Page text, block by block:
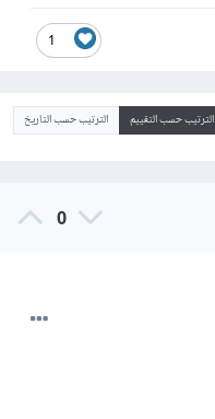
1
الترتيب حسب التقييم الترتيب حسب التاريخ
0